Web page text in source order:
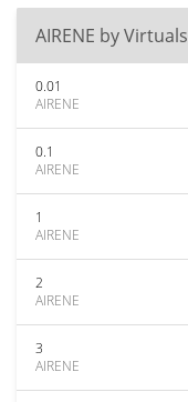
AIRENE by Virtuals
0.01
AIRENE
0.1
AIRENE
1
AIRENE
2
AIRENE
3
AIRENE